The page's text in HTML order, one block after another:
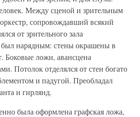
Между сценой и зрительным
сопровождавший всякий
от зрительного зала
был нарядным: стены окрашены в
Боковые ложи, авансцена
Потолок отделялся от стен богато
и падугой. Преобладал
и гирлянд.
была оформлена графская ложа,